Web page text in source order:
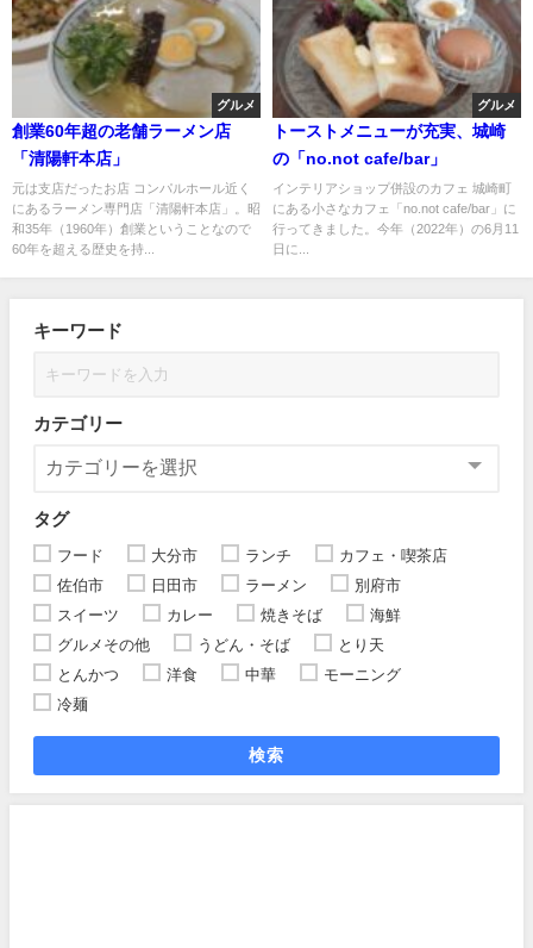
グルメ
創業60年超の老舗ラーメン店
「清陽軒本店」
元は支店だったお店 コンパルホール近く
にあるラーメン専門店「清陽軒本店」。昭
和35年（1960年）創業ということなので
60年を超える歴史を持...
グルメ
トーストメニューが充実、城崎
の「no.not cafe/bar」
インテリアショップ併設のカフェ 城崎町
にある小さなカフェ「no.not cafe/bar」に
行ってきました。今年（2022年）の6月11
日に...
キーワード
カテゴリー
タグ
フード 大分市 ランチ
カフェ・喫茶店
佐伯市
日田市 ラーメン
別府市
スイーツ
カレー 焼きそば
海鮮
グルメその他
うどん・そば
とり天
とんかつ
洋食 中華
モーニング
冷麺
検索